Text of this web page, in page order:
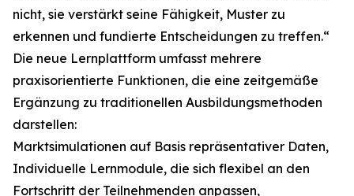
nicht, sie verstärkt seine Fähigkeit, Muster zu
erkennen und fundierte Entscheidungen zu treffen.“
Die neue Lernplattform umfasst mehrere
praxisorientierte Funktionen, die eine zeitgemäße
Ergänzung zu traditionellen Ausbildungsmethoden
darstellen:
Marktsimulationen auf Basis repräsentativer Daten,
Individuelle Lernmodule, die sich flexibel an den
Fortschritt der Teilnehmenden anpassen,